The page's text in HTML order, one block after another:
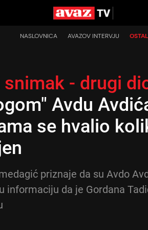
NASLOVNICA AVAZOV INTERVJU
- drugi
Avdu
se hvalio
priznaje da su Avdo
informaciju da je Gordana